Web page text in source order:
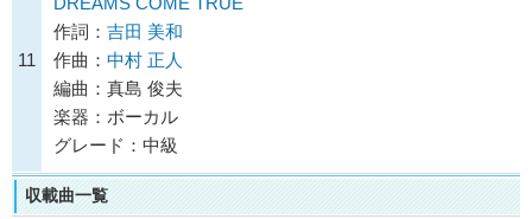
11
作詞： 吉田 美和
作曲： 中村 正人
編曲：真島 俊夫
楽器：ボーカル
グレード：中級
収載曲一覧